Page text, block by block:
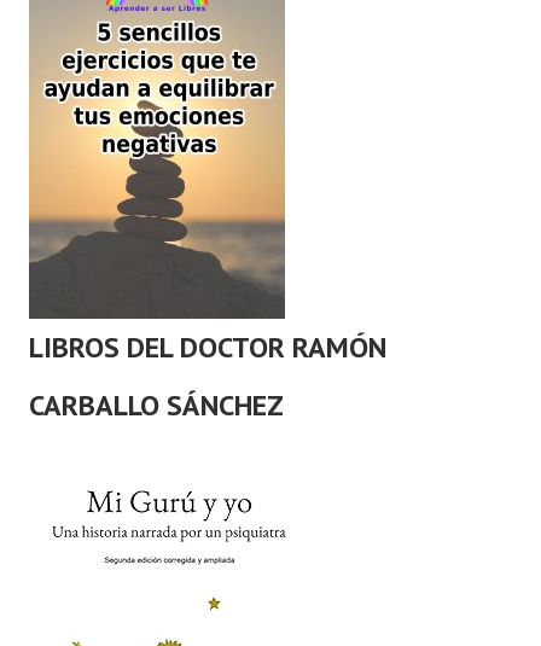
LIBROS DEL DOCTOR RAMÓN
CARBALLO SÁNCHEZ